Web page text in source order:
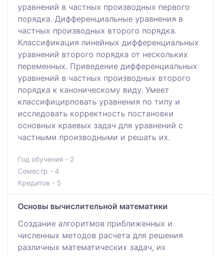
уравнений в частных производных первого
порядка. Дифференциальные уравнения в
частных производных второго порядка.
Классификация линейных дифференциальных
уравнений второго порядка от нескольких
переменных. Приведение дифференциальных
уравнений в частных производных второго
порядка к каноническому виду. Умеет
классифицирповать уравнения по типу и
исследовать корректность постановки
основных краевых задач для уравнений с
частными производными и решать их.
Год обучения - 2
Семестр - 4
Кредитов - 5
Основы вычислительной математики
Создание алгоритмов приближенных и
численных методов расчета для решения
различных математических задач, их